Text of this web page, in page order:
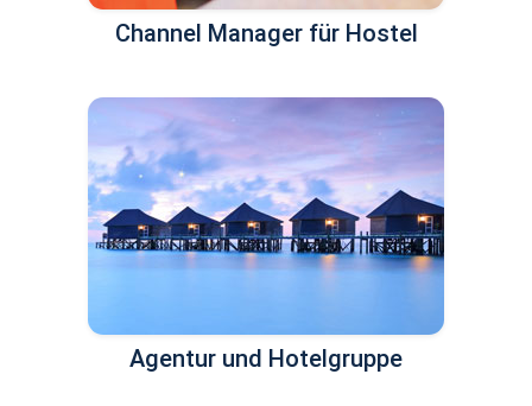
Channel Manager für Hostel
Agentur und Hotelgruppe